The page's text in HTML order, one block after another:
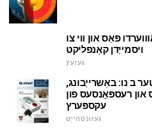
פּאַס און ווי צו
ויסמייַדן קאָנפליקט
געזעץ
ב נו: באַשרייַבונג,
רעספּאָנסעס פון
עקספּערץ
געזונטהייַט